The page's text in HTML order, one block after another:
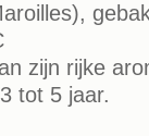
zijn rijke
tot 5 jaar.